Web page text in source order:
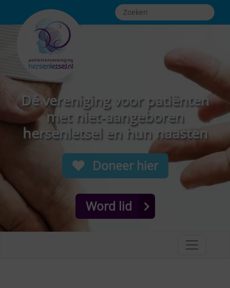
Dé vereniging voor patiënten
met niet-aangeboren
hersenletsel en hun naasten
Doneer hier
Word lid